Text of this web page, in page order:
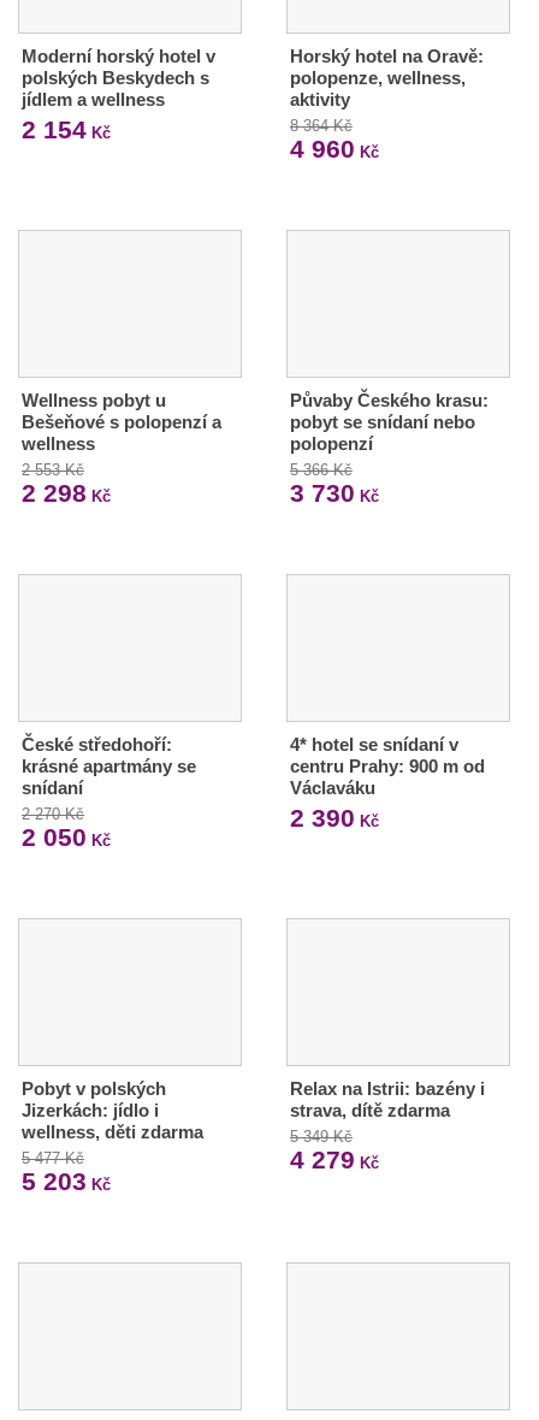
Moderní horský hotel v
polských Beskydech s
jídlem a wellness
2 154 Kč
Horský hotel na Oravě:
polopenze, wellness,
aktivity
8 364 Kč
4 960 Kč
Wellness pobyt u
Bešeňové s polopenzí a
wellness
2 553 Kč
2 298 Kč
Půvaby Českého krasu:
pobyt se snídaní nebo
polopenzí
5 366 Kč
3 730 Kč
České středohoří:
krásné apartmány se
snídaní
2 270 Kč
2 050 Kč
4* hotel se snídaní v
centru Prahy: 900 m od
Václaváku
2 390 Kč
Pobyt v polských
Jizerkách: jídlo i
wellness, děti zdarma
5 477 Kč
5 203 Kč
Relax na Istrii: bazény i
strava, dítě zdarma
5 349 Kč
4 279 Kč